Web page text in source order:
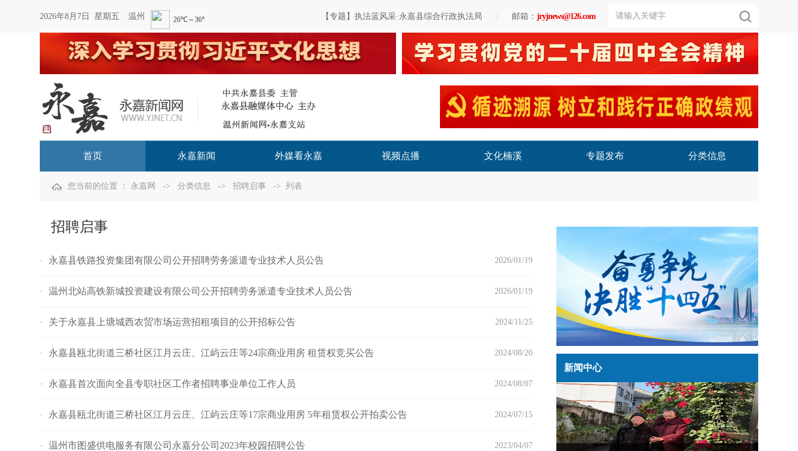
2026年8月7日 星期五 温州 【专题】执法蓝风采·永嘉县综合行政执法局 邮箱： jryjnews@126.com
首页 永嘉新闻 外媒看永嘉 视频点播 文化楠溪 专题发布 分类信息
您当前的位置 ： 永嘉网 -> 分类信息 -> 招聘启事 -> 列表
招聘启事
2026/01/19
· 永嘉县铁路投资集团有限公司公开招聘劳务派遣专业技术人员公告
2026/01/19
· 温州北站高铁新城投资建设有限公司公开招聘劳务派遣专业技术人员公告
2024/11/25
· 关于永嘉县上塘城西农贸市场运营招租项目的公开招标公告
2024/08/20
· 永嘉县瓯北街道三桥社区江月云庄、江屿云庄等24宗商业用房 租赁权竞买公告
2024/08/07
· 永嘉县首次面向全县专职社区工作者招聘事业单位工作人员
2024/07/15
· 永嘉县瓯北街道三桥社区江月云庄、江屿云庄等17宗商业用房 5年租赁权公开拍卖公告
2023/04/07
· 温州市图盛供电服务有限公司永嘉分公司2023年校园招聘公告
新闻中心